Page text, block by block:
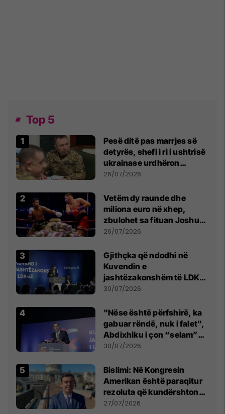
Top 5
Pesë ditë pas marrjes së
detyrës, shefi i ri i ushtrisë
ukrainase urdhëron
kontroll të madh
26/07/2026
Vetëm dy raunde dhe
miliona euro në xhep,
zbulohet sa fituan Joshua
e Prenga
26/07/2026
Gjithçka që ndodhi në
Kuvendin e
jashtëzakonshëm të LDK-
së
30/07/2026
"Nëse është përfshirë, ka
gabuar rëndë, nuk i falet",
Abdixhiku i çon “selam”
Përparim Ramës
30/07/2026
Bislimi: Në Kongresin
Amerikan është paraqitur
rezoluta që kundërshton
mbajtjen e Asamblesë
27/07/2026